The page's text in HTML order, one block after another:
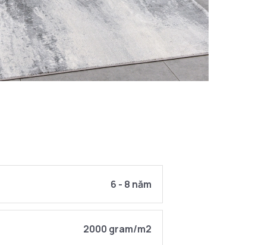
6 - 8 năm
2000 gram/m2